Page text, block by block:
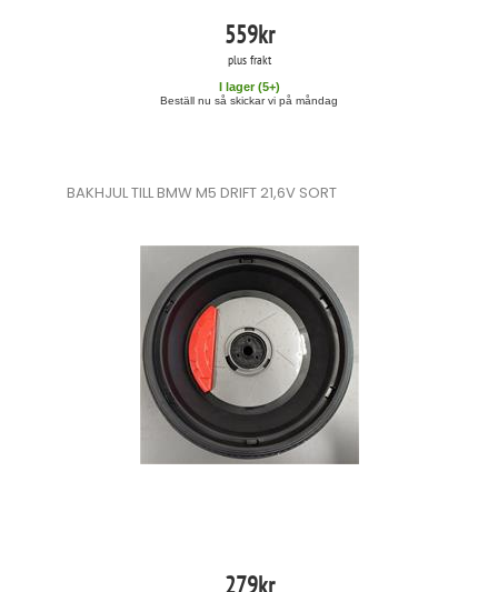
559kr
plus frakt
I lager (5+)
Beställ nu så skickar vi på måndag
BAKHJUL TILL BMW M5 DRIFT 21,6V SORT
279kr